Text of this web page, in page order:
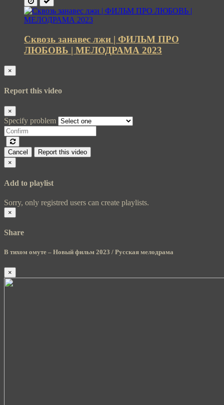
Сквозь занавес лжи | ФИЛЬМ ПРО
ЛЮБОВЬ | МЕЛОДРАМА 2023
×
Report this video
×
Specify problem
Cancel
Report this video
×
Add to playlist
Sorry, only registred users can create playlists.
×
Share
В тихом омуте – Новый фильм 2023 / Русская мелодрама
×